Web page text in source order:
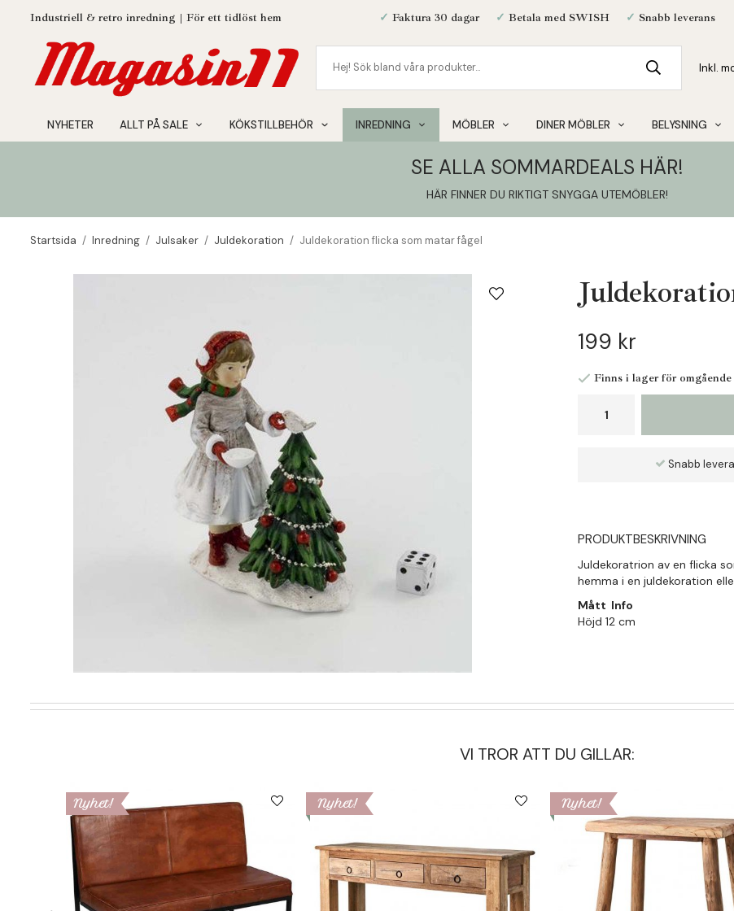
Industriell & retro inredning | För ett tidlöst hem ✓ Faktura 30 dagar ✓ Betala med SWISH ✓ Snabb leverans
NYHETER ALLT PÅ SALE KÖKSTILLBEHÖR INREDNING MÖBLER DINER MÖBLER BELYSNING
SE ALLA SOMMARDEALS HÄR!
HÄR FINNER DU RIKTIGT SNYGGA UTEMÖBLER!
Startsida / Inredning / Julsaker / Juldekoration / Juldekoration flicka som matar fågel
199 kr
Finns i lager för omgående
Snabb
PRODUKTBESKRIVNING
Juldekoratrion av en flicka
hemma i en juldekoration
Mått Info
Höjd 12 cm
VI TROR ATT DU GILLAR:
Nyhet! Nyhet! Nyhet!